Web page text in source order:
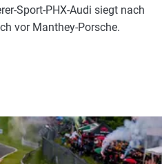
Sport-PHX-Audi siegt nach
vor Manthey-Porsche.